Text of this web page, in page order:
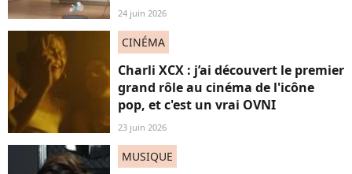
24 juin 2026
CINÉMA
Charli XCX : j’ai découvert le premier
grand rôle au cinéma de l'icône
pop, et c'est un vrai OVNI
23 juin 2026
MUSIQUE